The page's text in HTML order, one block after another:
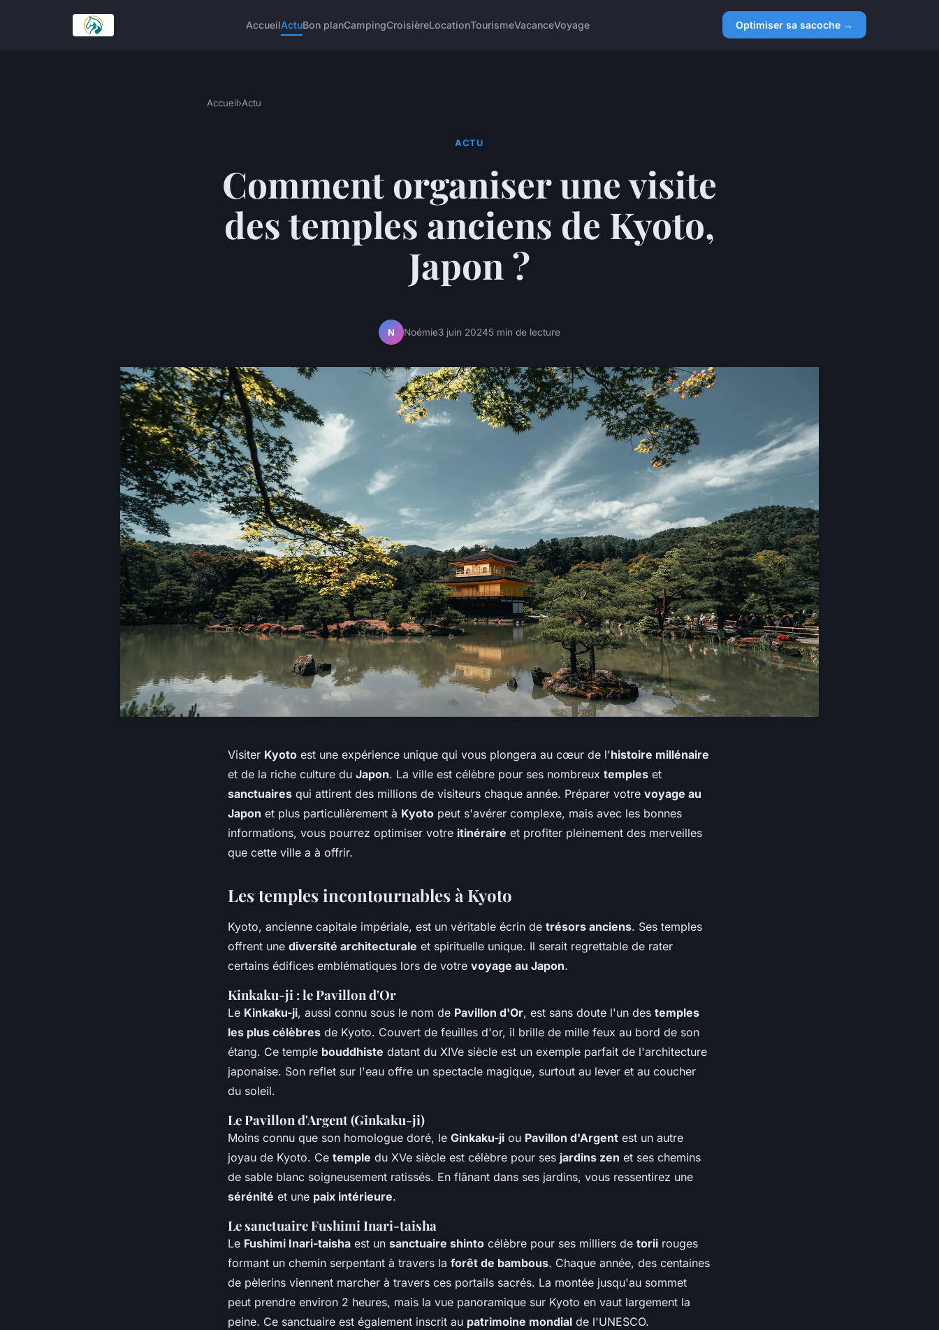
AccueilActuBon planCampingCroisièreLocationTourismeVacanceVoyage Optimiser sa sacoche →
Accueil›Actu
ACTU
Comment organiser une visite
des temples anciens de Kyoto,
Japon ?
N Noémie3 juin 20245 min de lecture
Visiter Kyoto est une expérience unique qui vous plongera au cœur de l'histoire millénaire
et de la riche culture du Japon. La ville est célèbre pour ses nombreux temples et
sanctuaires qui attirent des millions de visiteurs chaque année. Préparer votre voyage au
Japon et plus particulièrement à Kyoto peut s'avérer complexe, mais avec les bonnes
informations, vous pourrez optimiser votre itinéraire et profiter pleinement des merveilles
que cette ville a à offrir.
Les temples incontournables à Kyoto
Kyoto, ancienne capitale impériale, est un véritable écrin de trésors anciens. Ses temples
offrent une diversité architecturale et spirituelle unique. Il serait regrettable de rater
certains édifices emblématiques lors de votre voyage au Japon.
Kinkaku-ji : le Pavillon d'Or
Le Kinkaku-ji, aussi connu sous le nom de Pavillon d'Or, est sans doute l'un des temples
les plus célèbres de Kyoto. Couvert de feuilles d'or, il brille de mille feux au bord de son
étang. Ce temple bouddhiste datant du XIVe siècle est un exemple parfait de l'architecture
japonaise. Son reflet sur l'eau offre un spectacle magique, surtout au lever et au coucher
du soleil.
Le Pavillon d'Argent (Ginkaku-ji)
Moins connu que son homologue doré, le Ginkaku-ji ou Pavillon d'Argent est un autre
joyau de Kyoto. Ce temple du XVe siècle est célèbre pour ses jardins zen et ses chemins
de sable blanc soigneusement ratissés. En flânant dans ses jardins, vous ressentirez une
sérénité et une paix intérieure.
Le sanctuaire Fushimi Inari-taisha
Le Fushimi Inari-taisha est un sanctuaire shinto célèbre pour ses milliers de torii rouges
formant un chemin serpentant à travers la forêt de bambous. Chaque année, des centaines
de pèlerins viennent marcher à travers ces portails sacrés. La montée jusqu'au sommet
peut prendre environ 2 heures, mais la vue panoramique sur Kyoto en vaut largement la
peine. Ce sanctuaire est également inscrit au patrimoine mondial de l'UNESCO.